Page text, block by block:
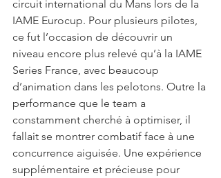
circuit international du Mans lors de la
IAME Eurocup. Pour plusieurs pilotes,
ce fut l’occasion de découvrir un
niveau encore plus relevé qu’à la IAME
Series France, avec beaucoup
d’animation dans les pelotons. Outre la
performance que le team a
constamment cherché à optimiser, il
fallait se montrer combatif face à une
concurrence aiguisée. Une expérience
supplémentaire et précieuse pour